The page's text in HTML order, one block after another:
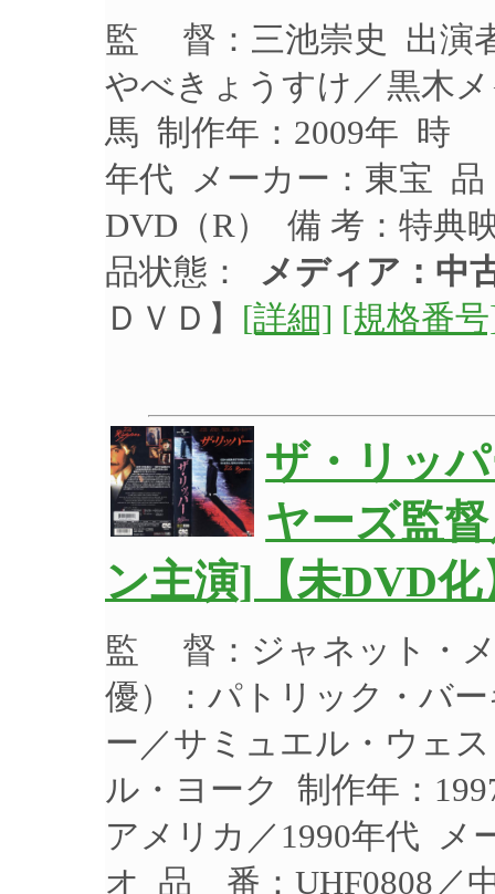
監 督：三池崇史 出演
やべきょうすけ／黒木
馬 制作年：2009年 時
年代 メーカー：東宝
DVD（R） 備 考：特典
品状態：
メディア：中
ＤＶＤ】 [詳細] [規格番
ザ・リッ
ヤーズ監
ン主演]【未DVD
監 督：ジャネット・
優）：パトリック・バ
ー／サミュエル・ウェ
ル・ヨーク 制作年：
アメリカ／1990年代 メ
オ 品 番：UHF0808／